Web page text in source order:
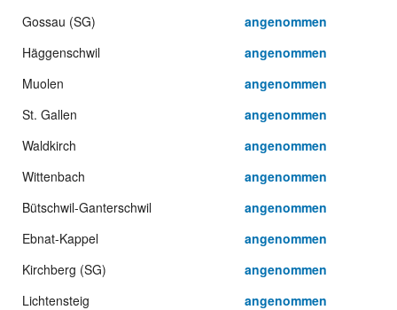
Gossau (SG)
angenommen
Häggenschwil
angenommen
Muolen
angenommen
St. Gallen
angenommen
Waldkirch
angenommen
Wittenbach
angenommen
Bütschwil-Ganterschwil
angenommen
Ebnat-Kappel
angenommen
Kirchberg (SG)
angenommen
Lichtensteig
angenommen